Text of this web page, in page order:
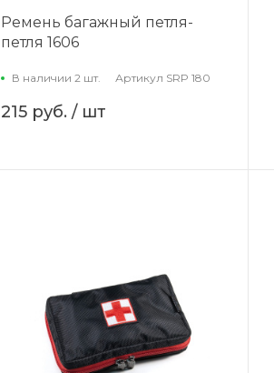
Ремень багажный петля-
петля 1606
В наличии 2 шт. Артикул SRP 180
215 руб./ шт